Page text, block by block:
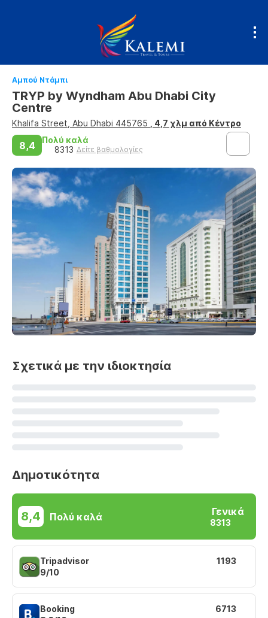
Αμπού Ντάμπι
TRYP by Wyndham Abu Dhabi City
Centre
Khalifa Street, Abu Dhabi 445765 , 4,7 χλμ από Κέντρο
8,4
Πολύ καλά
8313 Δείτε βαθμολογίες
Σχετικά με την ιδιοκτησία
Δημοτικότητα
8,4 Πολύ καλά Γενικά
8313
Tripadvisor
9/10
1193
Booking
6713